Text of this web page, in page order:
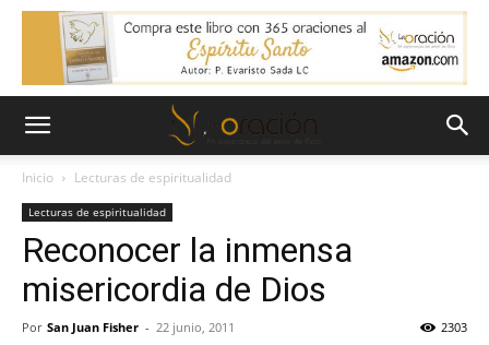
Inicio Lecturas de espiritualidad
Lecturas de espiritualidad
Reconocer la inmensa
misericordia de Dios
Por San Juan Fisher - 22 junio, 2011 2303